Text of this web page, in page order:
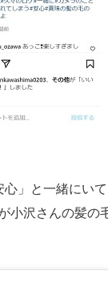
」と一緒にい
小沢さんの髪の